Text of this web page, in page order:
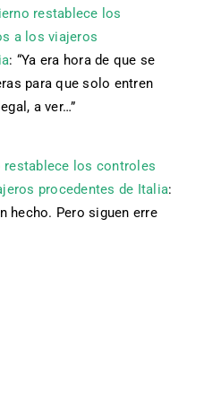
restablece los
a los viajeros
: “Ya era hora de que se
para que solo entren
a ver…”
restablece los controles
procedentes de Italia:
hecho. Pero siguen erre